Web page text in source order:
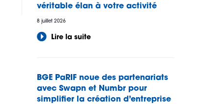
véritable élan à votre activité
8 juillet 2026
Lire la suite
BGE PaRIF noue des partenariats
avec Swapn et Numbr pour
simplifier la création d’entreprise